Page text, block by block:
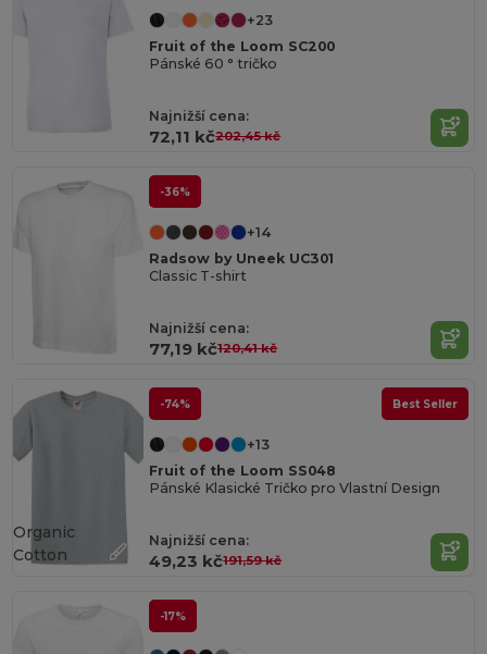
+23
Fruit of the Loom SC200
Pánské 60 ° tričko
Najnižší cena:
72,11 kč202,45 kč
-36%
+14
Radsow by Uneek UC301
Classic T-shirt
Najnižší cena:
77,19 kč120,41 kč
-74% Best Seller
+13
Fruit of the Loom SS048
Pánské Klasické Tričko pro Vlastní Design
Najnižší cena:
49,23 kč191,59 kč
Organic
Cotton
-17%